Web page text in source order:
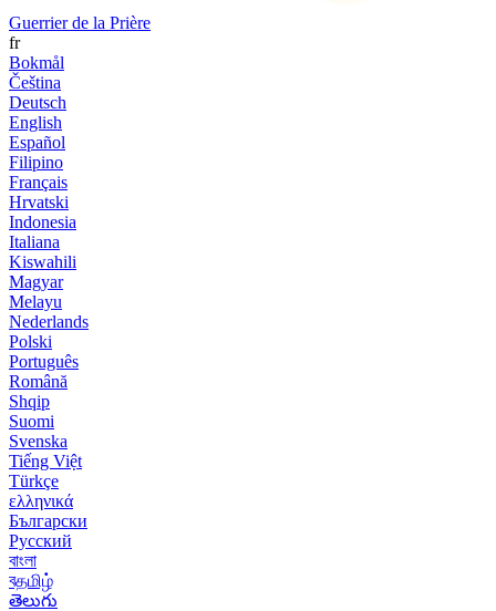
Guerrier de la Prière
fr
Bokmål
Čeština
Deutsch
English
Español
Filipino
Français
Hrvatski
Indonesia
Italiana
Kiswahili
Magyar
Melayu
Nederlands
Polski
Português
Română
Shqip
Suomi
Svenska
Tiếng Việt
Türkçe
ελληνικά
Български
Русский
বাংলা
বதமிழ்
తెలుగు